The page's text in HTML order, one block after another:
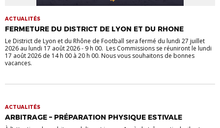
ACTUALITÉS
FERMETURE DU DISTRICT DE LYON ET DU RHONE
Le District de Lyon et du Rhône de Football sera fermé du lundi 27 juillet
2026 au lundi 17 août 2026 - 9 h 00. Les Commissions se réuniront le lundi
17 août 2026 de 14 h 00 à 20 h 00. Nous vous souhaitons de bonnes
vacances.
ACTUALITÉS
ARBITRAGE – PRÉPARATION PHYSIQUE ESTIVALE